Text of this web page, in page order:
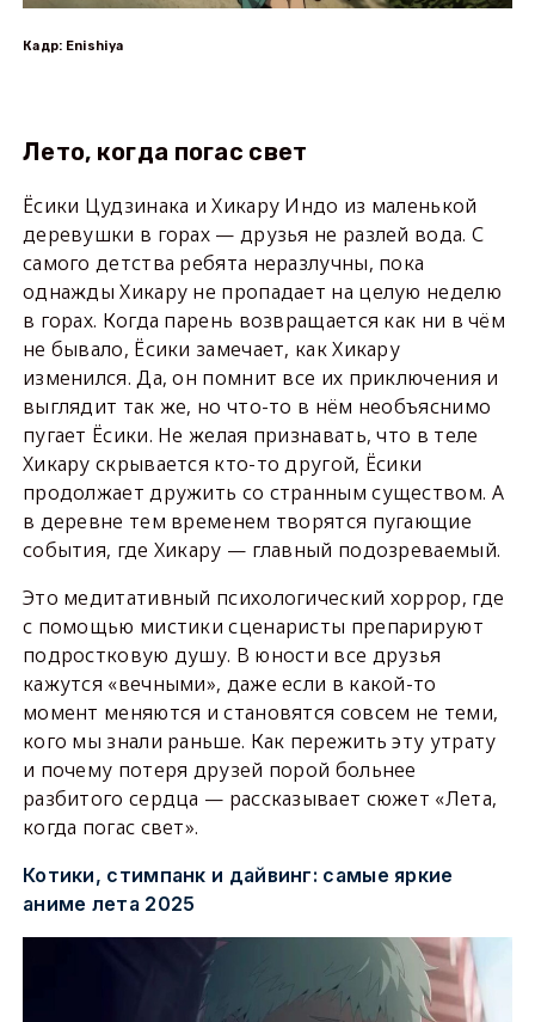
Кадр: Enishiya
Лето, когда погас свет
Ёсики Цудзинака и Хикару Индо из маленькой
деревушки в горах — друзья не разлей вода. С
самого детства ребята неразлучны, пока
однажды Хикару не пропадает на целую неделю
в горах. Когда парень возвращается как ни в чём
не бывало, Ёсики замечает, как Хикару
изменился. Да, он помнит все их приключения и
выглядит так же, но что-то в нём необъяснимо
пугает Ёсики. Не желая признавать, что в теле
Хикару скрывается кто-то другой, Ёсики
продолжает дружить со странным существом. А
в деревне тем временем творятся пугающие
события, где Хикару — главный подозреваемый.
Это медитативный психологический хоррор, где
с помощью мистики сценаристы препарируют
подростковую душу. В юности все друзья
кажутся «вечными», даже если в какой-то
момент меняются и становятся совсем не теми,
кого мы знали раньше. Как пережить эту утрату
и почему потеря друзей порой больнее
разбитого сердца — рассказывает сюжет «Лета,
когда погас свет».
Котики, стимпанк и дайвинг: самые яркие
аниме лета 2025